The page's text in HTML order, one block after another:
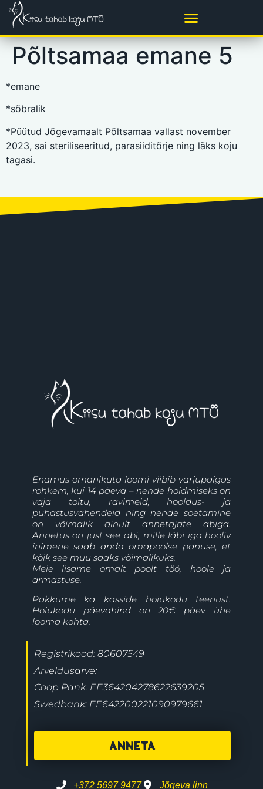
Põltsamaa emane 5
*emane
*sõbralik
*Püütud Jõgevamaalt Põltsamaa vallast november
2023, sai steriliseeritud, parasiiditõrje ning läks koju
tagasi.
Enamus omanikuta loomi viibib varjupaigas
rohkem, kui 14 päeva – nende hoidmiseks on
vaja toitu, ravimeid, hooldus- ja
puhastusvahendeid ning nende soetamine
on võimalik ainult annetajate abiga.
Annetus on just see abi, mille läbi iga hooliv
inimene saab anda omapoolse panuse, et
kõik see muu saaks võimalikuks.
Meie lisame omalt poolt töö, hoole ja
armastuse.
Pakkume ka kasside hoiukodu teenust.
Hoiukodu päevahind on 20€ päev ühe
looma kohta.
Registrikood: 80607549
Arveldusarve:
Coop Pank: EE364204278622639205
Swedbank: EE642200221090979661
ANNETA
+372 5697 9477 Jõgeva linn